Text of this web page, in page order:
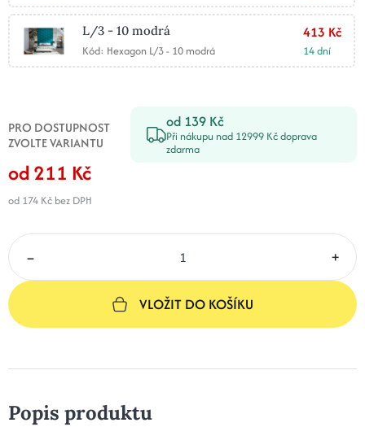
L/3 - 10 modrá
Kód: Hexagon L/3 - 10 modrá
413 Kč
14 dní
PRO DOSTUPNOST
ZVOLTE VARIANTU
od 139 Kč
Při nákupu nad 12999 Kč doprava
zdarma
od 211 Kč
od 174 Kč bez DPH
– +
VLOŽIT DO KOŠÍKU
Popis produktu